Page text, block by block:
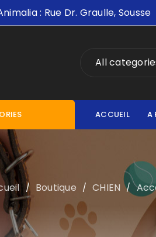
: Rue Dr. Graulle, Sousse
All
ACCUEIL A
/ Boutique / CHIEN /